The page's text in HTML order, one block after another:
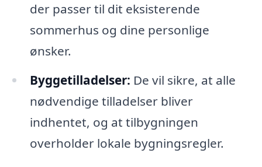
der passer til dit eksisterende
sommerhus og dine personlige
ønsker.
Byggetilladelser: De vil sikre, at alle
nødvendige tilladelser bliver
indhentet, og at tilbygningen
overholder lokale bygningsregler.